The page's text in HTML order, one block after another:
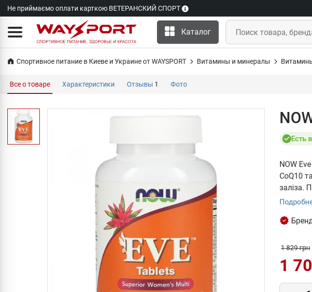
Не приймаємо оплати карткою ВЕТЕРАНСКИЙ СПОРТ
Каталог
Спортивное питание в Киеве и Украине от WAYSPORT Витамины и минералы
Все о товаре Характеристики Отзывы 1 Фото
Есть
NOW
CoQ10
заліза.
1 829 грн
1